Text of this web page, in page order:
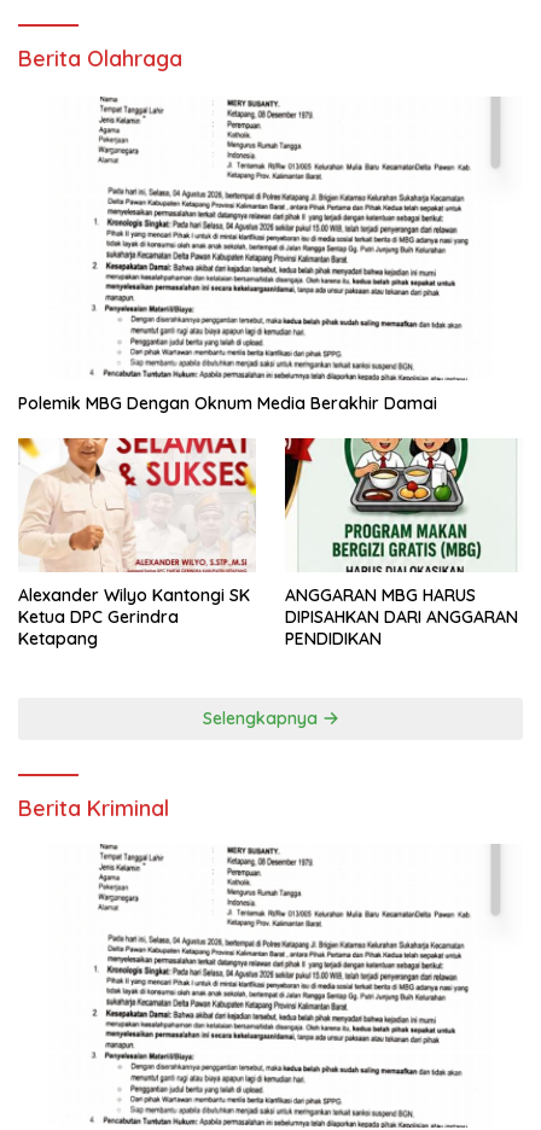
Berita Olahraga
Polemik MBG Dengan Oknum Media Berakhir Damai
Alexander Wilyo Kantongi SK
Ketua DPC Gerindra
Ketapang
ANGGARAN MBG HARUS
DIPISAHKAN DARI ANGGARAN
PENDIDIKAN
Selengkapnya
Berita Kriminal